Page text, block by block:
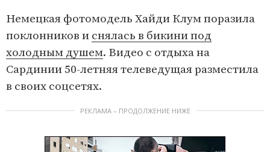
Немецкая фотомодель Хайди Клум поразила
поклонников и снялась в бикини под
холодным душем. Видео с отдыха на
Сардинии 50-летняя телеведущая разместила
в своих соцсетях.
РЕКЛАМА – ПРОДОЛЖЕНИЕ НИЖЕ